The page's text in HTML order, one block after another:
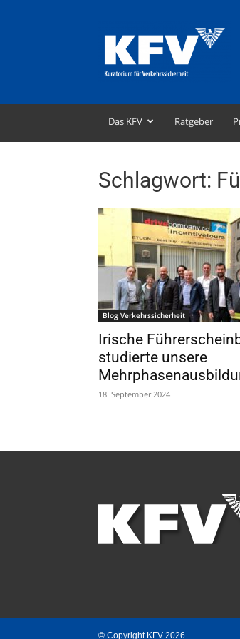
–
Kuratorium
für
Das KFV Ratgeber
Schlagwort:
Blog Verkehrssicherheit
Irische
studierte unsere
18. September 2024
© Copyright KFV 2026